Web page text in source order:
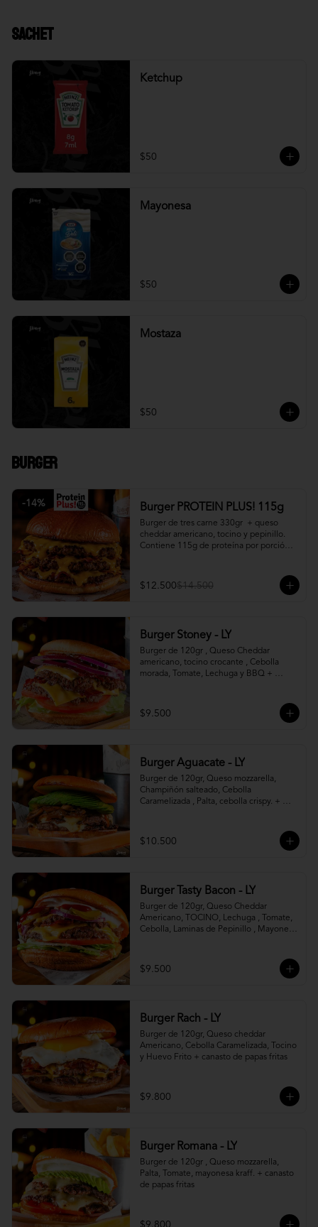
Sachet
Ketchup
$50
Mayonesa
$50
Mostaza
$50
Burger
-14% Burger PROTEIN PLUS! 115g
Burger de tres carne 330gr  + queso
cheddar americano, tocino y pepinillo.
Contiene 115g de proteína por porción.
$12.500$14.500
Burger Stoney - LY
Burger de 120gr , Queso Cheddar
americano, tocino crocante , Cebolla
morada, Tomate, Lechuga y BBQ +
$9.500
Burger Aguacate - LY
Burger de 120gr, Queso mozzarella,
Champiñón salteado, Cebolla
Caramelizada , Palta, cebolla crispy. +
$10.500
Burger Tasty Bacon - LY
Burger de 120gr, Queso Cheddar
Americano, TOCINO, Lechuga , Tomate,
Cebolla, Laminas de Pepinillo , Mayonesa
$9.500
Burger Rach - LY
Burger de 120gr, Queso cheddar
Americano, Cebolla Caramelizada, Tocino
y Huevo Frito + canasto de papas fritas
$9.800
Burger Romana - LY
Burger de 120gr , Queso mozzarella,
Palta, Tomate, mayonesa kraff. + canasto
de papas fritas
$9.800